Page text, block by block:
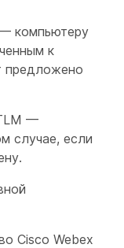
компьютеру
к
предложено
—
случае, если
Cisco Webex